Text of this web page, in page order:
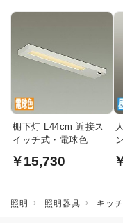
棚下灯 L44cm 近接ス
イッチ式・電球色
￥15,730
照明 照明器具 キッ